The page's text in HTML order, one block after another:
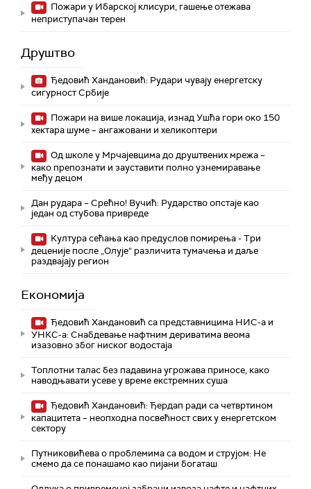
Пожари у Ибарској клисури, гашење отежава
неприступачан терен
Друштво
Ђедовић Хандановић: Рудари чувају енергетску
сигурност Србије
Пожари на више локација, изнад Ушћа гори око 150
хектара шуме – ангажовани и хеликоптери
Од школе у Мрчајевцима до друштвених мрежа –
како препознати и зауставити полно узнемиравање
међу децом
Дан рудара – Срећно! Вучић: Рударство опстаје као
један од стубова привреде
Култура сећања као предуслов помирења ­- Три
деценије после „Олује“ различита тумачења и даље
раздвајају регион
Економија
Ђедовић Хандановић са представницима НИС-а и
УНКС-а: Снабдевање нафтним дериватима веома
изазовно због ниског водостаја
Топлотни талас без падавина угрожава приносе, како
наводњавати усеве у време екстремних суша
Ђедовић Хандановић: Ђердап ради са четвртином
капацитета – неопходна посвећност свих у енергетском
сектору
Путниковићева о проблемима са водом и струјом: Не
смемо да се понашамо као пијани богаташ